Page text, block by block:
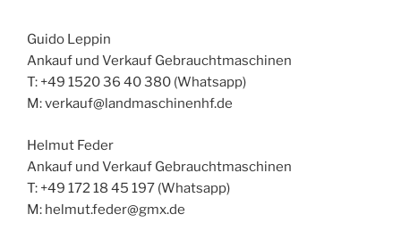
Guido Leppin
Ankauf und Verkauf Gebrauchtmaschinen
T: +49 1520 36 40 380 (Whatsapp)
M: verkauf@landmaschinenhf.de
Helmut Feder
Ankauf und Verkauf Gebrauchtmaschinen
T: +49 172 18 45 197 (Whatsapp)
M: helmut.feder@gmx.de